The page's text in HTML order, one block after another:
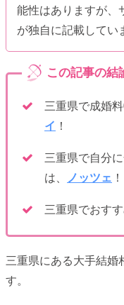
能性はありますが、
が独自に記載してい
三重県で成婚
イ ！
三重県で自分
は、
ノッツェ ！
三重県でおす
三重県にある大手結婚
す。